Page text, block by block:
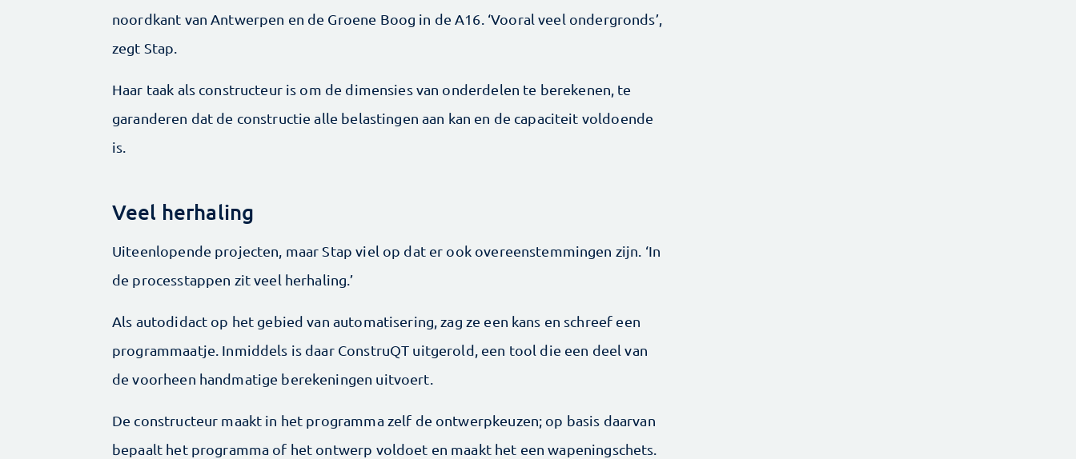
noordkant van Antwerpen en de Groene Boog in de A16. ‘Vooral veel ondergronds’,
zegt Stap.
Haar taak als constructeur is om de dimensies van onderdelen te berekenen, te
garanderen dat de constructie alle belastingen aan kan en de capaciteit voldoende
is.
Veel herhaling
Uiteenlopende projecten, maar Stap viel op dat er ook overeenstemmingen zijn. ‘In
de processtappen zit veel herhaling.’
Als autodidact op het gebied van automatisering, zag ze een kans en schreef een
programmaatje. Inmiddels is daar ConstruQT uitgerold, een tool die een deel van
de voorheen handmatige berekeningen uitvoert.
De constructeur maakt in het programma zelf de ontwerp­keuzen; op basis daarvan
bepaalt het programma of het ontwerp voldoet en maakt het een wapeningschets.